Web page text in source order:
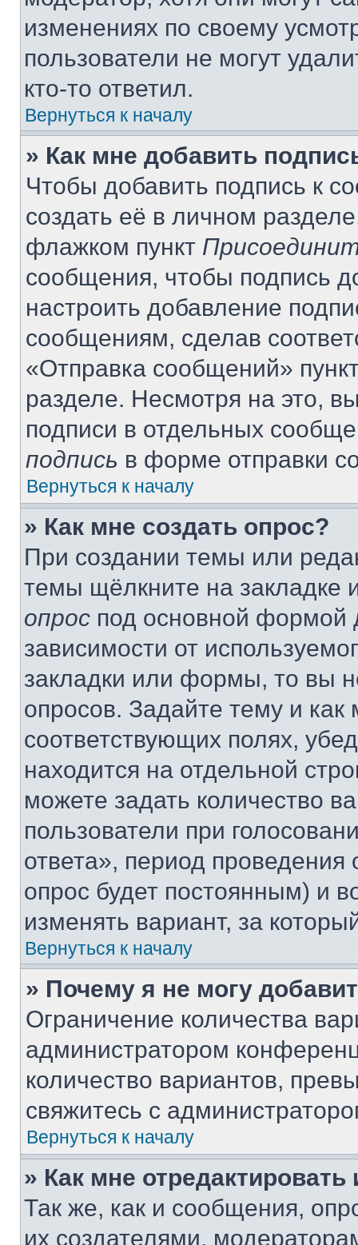
изменениях по своему
пользователи не могут
кто-то ответил.
Вернуться к началу
» Как мне добавить
Чтобы добавить подпись к
создать её в личном
флажком пункт
сообщения, чтобы подпись
настроить добавление
сообщениям, сделав
«Отправка сообщений»
разделе. Несмотря на это,
подписи в отдельных
подпись в форме отправки
Вернуться к началу
» Как мне создать опрос?
При создании темы или
темы щёлкните на
опрос под основной формой
зависимости от
закладки или формы, то вы
опросов. Задайте тему и
соответствующих полях,
находится на отдельной
можете задать количество
пользователи при
ответа», период проведения
опрос будет постоянным) и
изменять вариант, за
Вернуться к началу
» Почему я не могу
Ограничение количества
администратором
количество вариантов,
свяжитесь с
Вернуться к началу
» Как мне
Так же, как и сообщения,
их создателями,